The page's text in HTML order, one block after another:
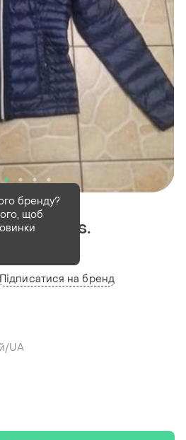
р.6 або xs.
бренду?
щоб
Підписатися на бренд
UA